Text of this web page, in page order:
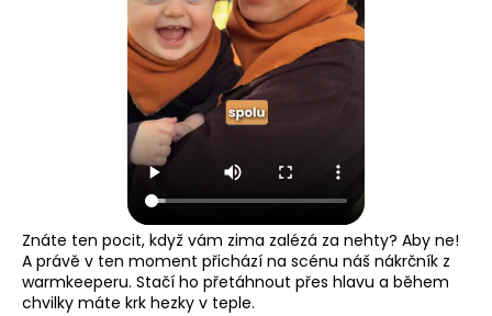
Znáte ten pocit, když vám zima zalézá za nehty? Aby ne!
A právě v ten moment přichází na scénu náš nákrčník z
warmkeeperu. Stačí ho přetáhnout přes hlavu a během
chvilky máte krk hezky v teple.